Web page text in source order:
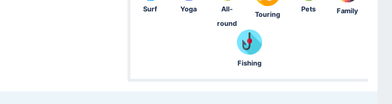
Surf Yoga
All-
round
Touring
Pets Family
Fishing